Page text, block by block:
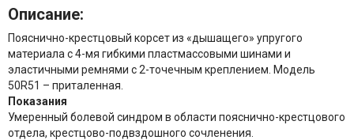
Описание:
Пояснично-крестцовый корсет из «дышащего» упругого
материала с 4-мя гибкими пластмассовыми шинами и
эластичными ремнями с 2-точечным креплением. Модель
50R51 – приталенная.
Показания
Умеренный болевой синдром в области пояснично-крестцового
отдела, крестцово-подвздошного сочленения.